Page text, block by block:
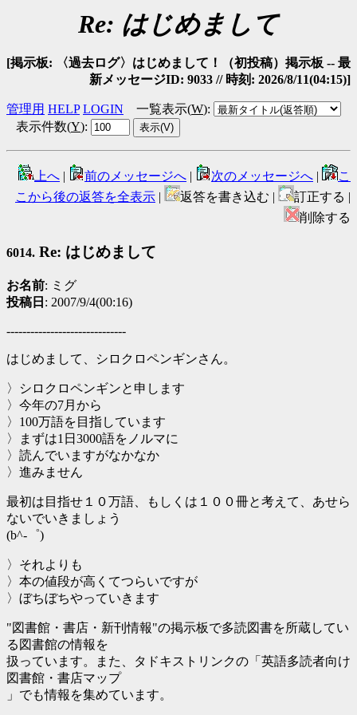
Re: はじめまして
[掲示板: 〈過去ログ〉はじめまして！（初投稿）掲示板 -- 最
新メッセージID: 9033 // 時刻: 2026/8/11(04:15)]
管理用 HELP LOGIN 一覧表示(W):
表示件数(Y):
上へ | 前のメッセージへ | 次のメッセージへ |
こ
こから後の返答を全表示 | 返答を書き込む |
訂正する |
削除する
6014. Re: はじめまして
お名前: ミグ
投稿日 : 2007/9/4(00:16)
------------------------------
はじめまして、シロクロペンギンさん。
〉シロクロペンギンと申します
〉今年の7月から
〉100万語を目指しています
〉まずは1日3000語をノルマに
〉読んでいますがなかなか
〉進みません
最初は目指せ１０万語、もしくは１００冊と考えて、あせら
ないでいきましょう
(b^-゜)
〉それよりも
〉本の値段が高くてつらいですが
〉ぼちぼちやっていきます
"図書館・書店・新刊情報"の掲示板で多読図書を所蔵してい
る図書館の情報を
扱っています。また、タドキストリンクの「英語多読者向け
図書館・書店マップ
」でも情報を集めています。